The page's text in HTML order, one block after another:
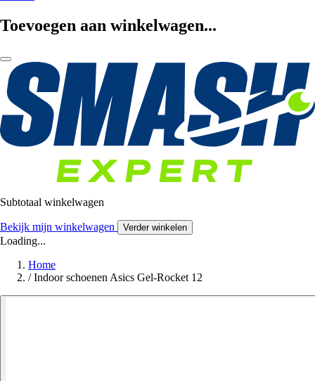
Toevoegen aan winkelwagen...
Subtotaal winkelwagen
Bekijk mijn winkelwagen Verder winkelen
Loading...
Home
/ Indoor schoenen Asics Gel-Rocket 12